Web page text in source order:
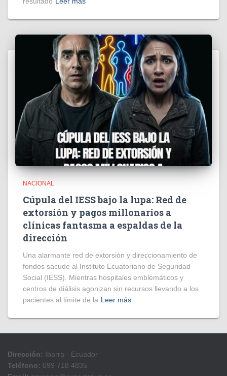
NACIONAL
Cúpula del IESS bajo la lupa: Red de
extorsión y pagos millonarios a
clínicas fantasma a espaldas de la
dirección
​Una alarmante red de extorsión y direccionamiento de
fondos sacude al Instituto Ecuatoriano de Seguridad
Social (IESS). Mientras hospitales emblemáticos y
centros de diálisis agonizan sin recursos llevando a los
pacientes al límite de la Leer más
Dirección: Ibarra - Ecuador
Teléfono: 099 718 4835